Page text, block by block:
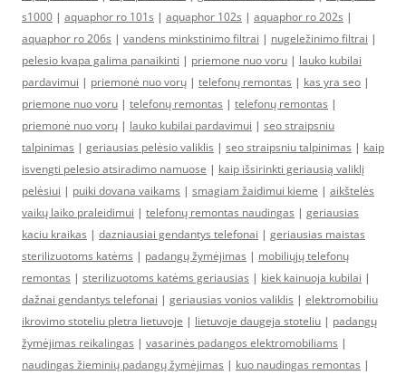
s1000 | aquaphor ro 101s | aquaphor 102s | aquaphor ro 202s |
aquaphor ro 206s | vandens minkstinimo filtrai | nugeležinimo filtrai |
pelesio kvapa galima panaikinti | priemone nuo voru | lauko kubilai
pardavimui | priemonė nuo vorų | telefonų remontas | kas yra seo |
priemone nuo voru | telefonų remontas | telefonų remontas |
priemonė nuo vorų | lauko kubilai pardavimui | seo straipsniu
talpinimas | geriausias pelėsio valiklis | seo straipsniu talpinimas | kaip
isvengti pelesio atsiradimo namuose | kaip išsirinkti geriausią valiklį
pelėsiui | puiki dovana vaikams | smagiam žaidimui kieme | aikštelės
vaikų laiko praleidimui | telefonų remontas naudingas | geriausias
kaciu kraikas | dazniausiai gendantys telefonai | geriausias maistas
sterilizuotoms katėms | padangų žymėjimas | mobiliųjų telefonų
remontas | sterilizuotoms katėms geriausias | kiek kainuoja kubilai |
dažnai gendantys telefonai | geriausias vonios valiklis | elektromobiliu
ikrovimo stoteliu pletra lietuvoje | lietuvoje daugeja stoteliu | padangų
žymėjimas reikalingas | vasarinės padangos elektromobiliams |
naudingas žieminių padangų žymėjimas | kuo naudingas remontas |